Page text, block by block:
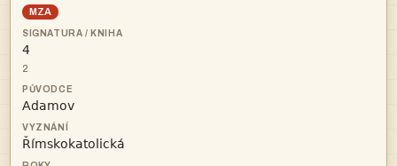
MZA

2

